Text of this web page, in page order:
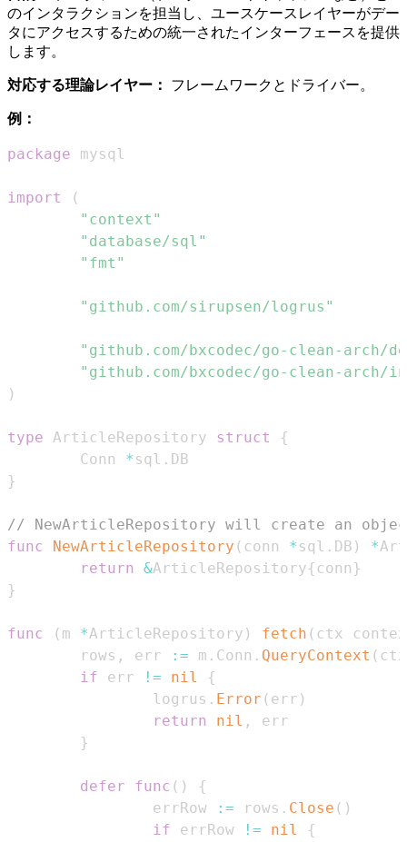
のインタラクションを担当し、ユースケースレイヤーがデー
タにアクセスするための統一されたインターフェースを提供
します。
対応する理論レイヤー： フレームワークとドライバー。
例：
package
import
(
"context"
"database/sql"
"fmt"
"github.com/sirupsen/logrus"
"github.com/bxcodec/go-clean-arch/
"github.com/bxcodec/go-clean-
)
type ArticleRepository struct
{
        Conn
* sql .
}
// NewArticleRepository will create an
func
NewArticleRepository ( conn * sql . DB ) *
return
&ArticleRepository{ conn }
}
func ( m *ArticleRepository ) fetch ( ctx
        rows
, err := m . Conn . QueryContext ( ctx
if err != nil
{
                logrus
. Error ( err )
return
nil ,
}
defer func ( )
{
                errRow
:= rows . Close ( )
if errRow != nil
{